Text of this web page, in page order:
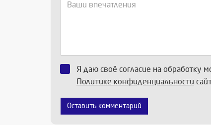
Я даю своё согласие на обработку
Политике конфиденциальности
Оставить комментарий